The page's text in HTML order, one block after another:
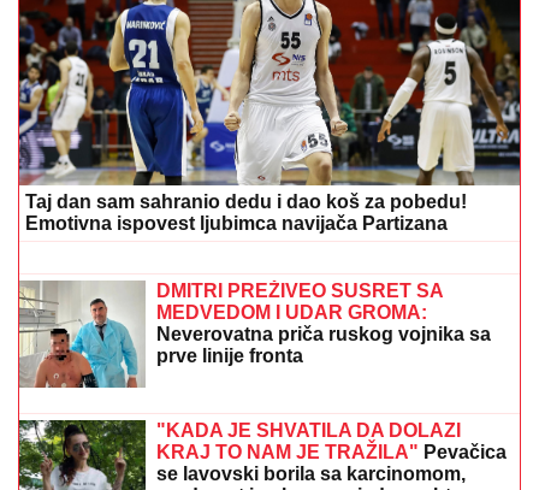
KRVAVA ČITULJA POKRENULA PAKAO U
BALKANSKOM GRADU?!Opsadno stanje na
ulicama, MECI LETE NA SVE STRANE: Drama počela
ubistvom na sastanku zbog duga Zviceru, onda je
usledio HAOS (FOTO)
Slavlje u domu Dragana Stankovića 4
dana nakon što je VERIO DEVOJKU
Čestitke se nižu: "Biću tvoj oslonac i
sigurnost! Ti si prava osoba"
Inspekcija ZATVORILA objekat
sad otkrio šta se dešava: "Neki se
slade, neću im zaboraviti"